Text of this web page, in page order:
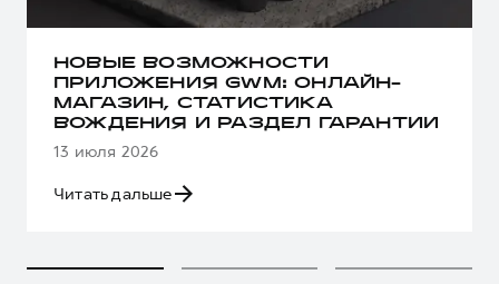
НОВЫЕ ВОЗМОЖНОСТИ
ПРИЛОЖЕНИЯ GWM: ОНЛАЙН-
МАГАЗИН, СТАТИСТИКА
ВОЖДЕНИЯ И РАЗДЕЛ ГАРАНТИИ
13 июля 2026
Читать дальше